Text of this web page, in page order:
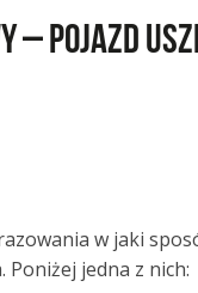
– pojazd
w jaki
jedna z nich: